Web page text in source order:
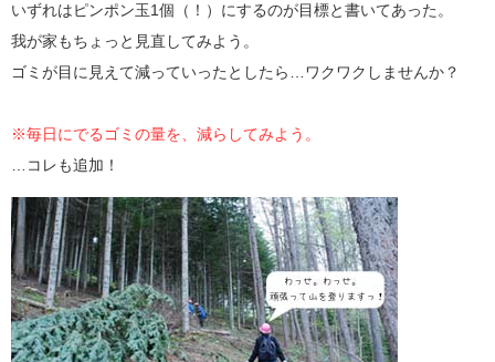
いずれはピンポン玉1個（！）にするのが目標と書いてあった。
我が家もちょっと見直してみよう。
ゴミが目に見えて減っていったとしたら…ワクワクしませんか？
※毎日にでるゴミの量を、減らしてみよう。
…コレも追加！